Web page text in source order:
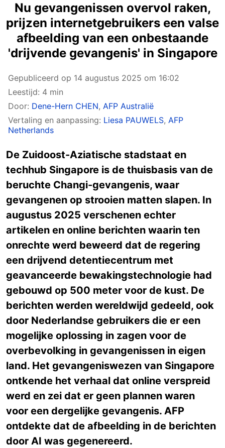
Nu gevangenissen overvol raken,
prijzen internetgebruikers een valse
afbeelding van een onbestaande
'drijvende gevangenis' in Singapore
Gepubliceerd op 14 augustus 2025 om 16:02
Leestijd: 4 min
Door: Dene-Hern CHEN, AFP Australië
Vertaling en aanpassing: Liesa PAUWELS, AFP
Netherlands
De Zuidoost-Aziatische stadstaat en
techhub Singapore is de thuisbasis van de
beruchte Changi-gevangenis, waar
gevangenen op strooien matten slapen. In
augustus 2025 verschenen echter
artikelen en online berichten waarin ten
onrechte werd beweerd dat de regering
een drijvend detentiecentrum met
geavanceerde bewakingstechnologie had
gebouwd op 500 meter voor de kust. De
berichten werden wereldwijd gedeeld, ook
door Nederlandse gebruikers die er een
mogelijke oplossing in zagen voor de
overbevolking in gevangenissen in eigen
land. Het gevangeniswezen van Singapore
ontkende het verhaal dat online verspreid
werd en zei dat er geen plannen waren
voor een dergelijke gevangenis. AFP
ontdekte dat de afbeelding in de berichten
door AI was gegenereerd.